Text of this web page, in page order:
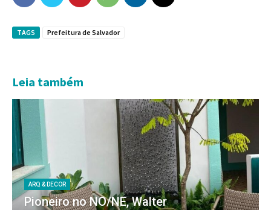
TAGS Prefeitura de Salvador
Leia também
ARQ & DECOR
Pioneiro no NO/NE, Walter